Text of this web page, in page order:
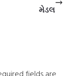
મેડલ
fields are